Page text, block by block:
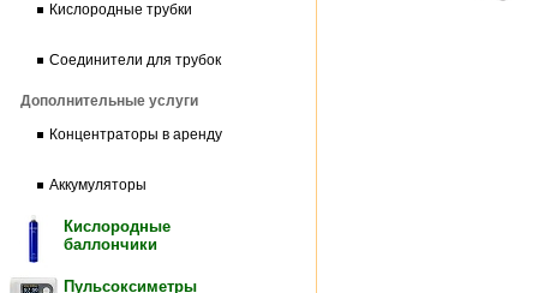
Кислородные трубки
Соединители для трубок
Дополнительные услуги
Концентраторы в аренду
Аккумуляторы
Кислородные
баллончики
Пульсоксиметры